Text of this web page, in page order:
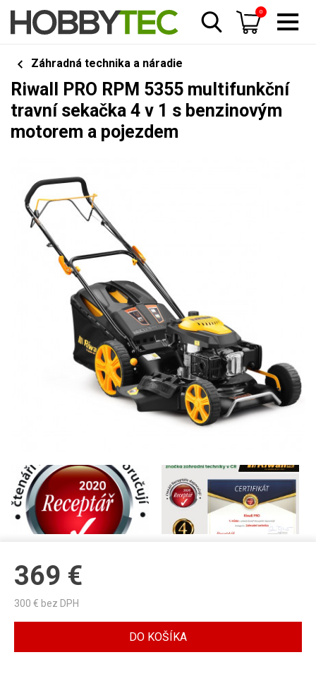
0
Záhradná technika a náradie
Riwall PRO RPM 5355 multifunkční
travní sekačka 4 v 1 s benzinovým
motorem a pojezdem
369 €
300 € bez DPH
DO KOŠÍKA